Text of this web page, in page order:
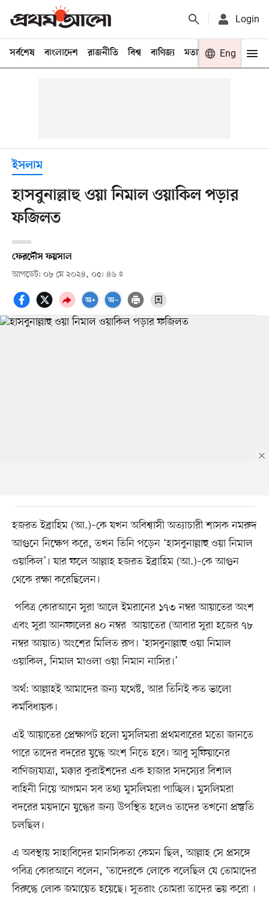
Login
সর্বশেষ বাংলাদেশ রাজনীতি বিশ্ব বাণিজ্য মতামত খেলা
Eng
ইসলাম
হাসবুনাল্লাহু ওয়া নিমাল ওয়াকিল পড়ার
ফজিলত
ফেরদৌস ফয়সাল
আপডেট: ০৮ মে ২০২৪, ০৫: ৪৬
হজরত ইব্রাহিম (আ.)–কে যখন অবিশ্বাসী অত্যাচারী শাসক নমরুদ
আগুনে নিক্ষেপ করে, তখন তিনি পড়েন ‘হাসবুনাল্লাহু ওয়া নিমাল
ওয়াকিল’। যার ফলে আল্লাহ হজরত ইব্রাহিম (আ.)–কে আগুন
থেকে রক্ষা করেছিলেন।
পবিত্র কোরআনে সুরা আলে ইমরানের ১৭৩ নম্বর আয়াতের অংশ
এবং সুরা আনফালের ৪০ নম্বর আয়াতের (আবার সুরা হজের ৭৮
নম্বর আয়াত) অংশের মিলিত রূপ। ‘হাসবুনাল্লাহু ওয়া নিমাল
ওয়াকিল, নিমাল মাওলা ওয়া নিমান নাসির।’
অর্থ: আল্লাহই আমাদের জন্য যথেষ্ট, আর তিনিই কত ভালো
কর্মবিধায়ক।
এই আয়াতের প্রেক্ষাপট হলো মুসলিমরা প্রথমবারের মতো জানতে
পারে তাদের বদরের যুদ্ধে অংশ নিতে হবে। আবু সুফিয়ানের
বাণিজ্যযাত্রা, মক্কার কুরাইশদের এক হাজার সদস্যের বিশাল
বাহিনী নিয়ে আগমন সব তথ্য মুসলিমরা পাচ্ছিল। মুসলিমরা
বদরের ময়দানে যুদ্ধের জন্য উপস্থিত হলেও তাদের তখনো প্রস্তুতি
চলছিল।
এ অবস্থায় সাহাবিদের মানসিকতা কেমন ছিল, আল্লাহ সে প্রসঙ্গে
পবিত্র কোরআনে বলেন, ‘তাদেরকে লোকে বলেছিল যে তোমাদের
বিরুদ্ধে লোক জমায়েত হয়েছে। সুতরাং তোমরা তাদের ভয় করো ।